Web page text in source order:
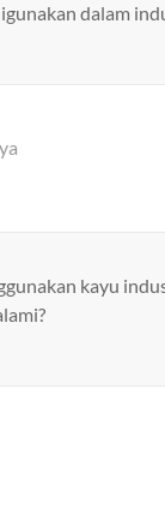
dalam
kayu